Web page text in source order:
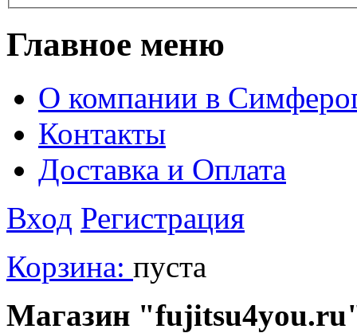
Главное меню
О компании в
Контакты
Доставка и Оплата
Вход Регистрация
Корзина: пуста
Магазин